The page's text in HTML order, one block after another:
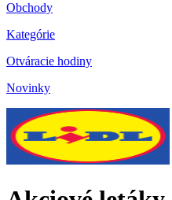
Obchody
Kategórie
Otváracie hodiny
Novinky